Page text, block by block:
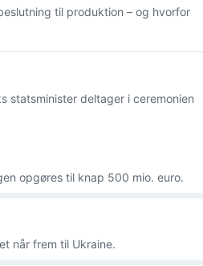
til produktion – og hvorfor
statsminister deltager i ceremonien
opgøres til knap 500 mio. euro.
når frem til Ukraine.